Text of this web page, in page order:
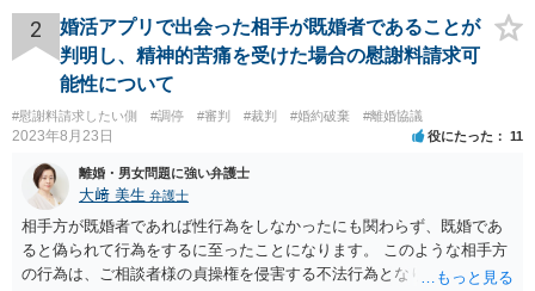
2
婚活アプリで出会った相手が既婚者であることが
判明し、精神的苦痛を受けた場合の慰謝料請求可
能性について
#慰謝料請求したい側 #調停 #審判 #裁判 #婚約破棄 #離婚協議
2023年8月23日 役にたった 11
離婚・男女問題に強い弁護士
大﨑 美生 弁護士
相手方が既婚者であれば性行為をしなかったにも関わらず、既婚であ
ると偽られて行為をするに至ったことになります。 このような相手方
の行為は、ご相談者様の貞操権を侵害する不法行為となりますので、